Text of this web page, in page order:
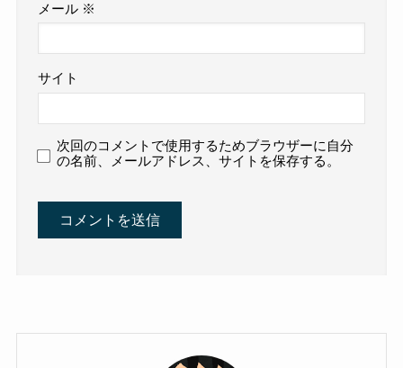
メール ※
サイト
次回のコメントで使用するためブラウザーに自分
の名前、メールアドレス、サイトを保存する。